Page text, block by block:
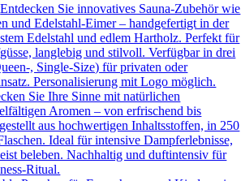
Entdecken Sie innovatives Sauna-Zubehör wie
und Edelstahl-Eimer – handgefertigt in der
Edelstahl und edlem Hartholz. Perfekt für
langlebig und stilvoll. Verfügbar in drei
, Single-Size) für privaten oder
Personalisierung mit Logo möglich.
Sie Ihre Sinne mit natürlichen
Aromen – von erfrischend bis
aus hochwertigen Inhaltsstoffen, in 250
Ideal für intensive Dampferlebnisse,
beleben. Nachhaltig und duftintensiv für
Ritual.